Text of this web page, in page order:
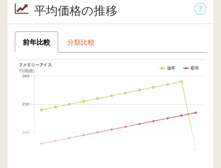
平均価格の推移
前年比較 分類比較